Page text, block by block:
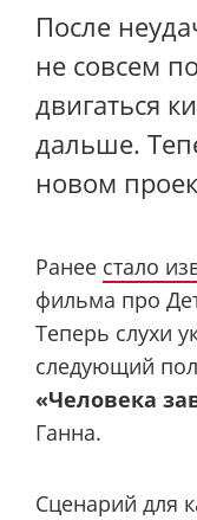
После
не совсем
двигаться
дальше.
новом
Ранее стало
фильма про
Теперь слухи
следующий
«Человека
Ганна.
Сценарий для